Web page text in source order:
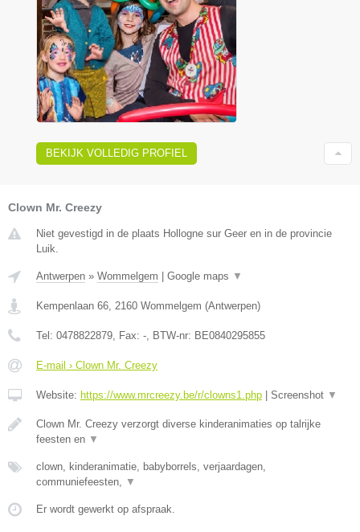
BEKIJK VOLLEDIG PROFIEL
Clown Mr. Creezy
Niet gevestigd in de plaats Hollogne sur Geer en in de provincie
Luik.
Antwerpen » Wommelgem Google maps ▼
Kempenlaan 66, 2160 Wommelgem (Antwerpen)
Tel: 0478822879, Fax: -, BTW-nr: BE0840295855
E-mail › Clown Mr. Creezy
Website: https://www.mrcreezy.be/r/clowns1.php Screenshot ▼
Clown Mr. Creezy verzorgt diverse kinderanimaties op talrijke
feesten en ▼
clown, kinderanimatie, babyborrels, verjaardagen,
communiefeesten, ▼
Er wordt gewerkt op afspraak.